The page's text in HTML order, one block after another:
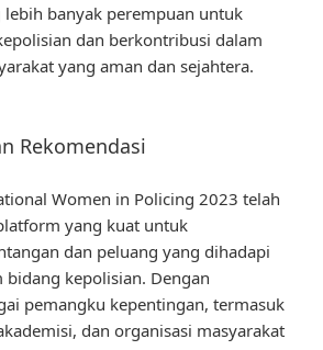
banyak perempuan untuk
dan berkontribusi dalam
yang aman dan sejahtera.
Rekomendasi
Women in Policing 2023 telah
yang kuat untuk
dan peluang yang dihadapi
bidang kepolisian. Dengan
pemangku kepentingan, termasuk
dan organisasi masyarakat